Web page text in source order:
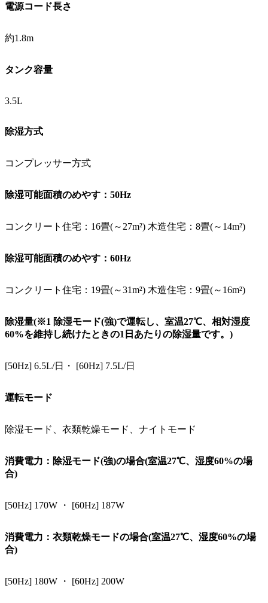
電源コード長さ
約1.8m
タンク容量
3.5L
除湿方式
コンプレッサー方式
除湿可能面積のめやす：50Hz
コンクリート住宅：16畳(～27m²) 木造住宅：8畳(～14m²)
除湿可能面積のめやす：60Hz
コンクリート住宅：19畳(～31m²) 木造住宅：9畳(～16m²)
除湿量(※1 除湿モード(強)で運転し、室温27℃、相対湿度
60%を維持し続けたときの1日あたりの除湿量です。)
[50Hz] 6.5L/日・ [60Hz] 7.5L/日
運転モード
除湿モード、衣類乾燥モード、ナイトモード
消費電力：除湿モード(強)の場合(室温27℃、湿度60%の場
合)
[50Hz] 170W ・ [60Hz] 187W
消費電力：衣類乾燥モードの場合(室温27℃、湿度60%の場
合)
[50Hz] 180W ・ [60Hz] 200W